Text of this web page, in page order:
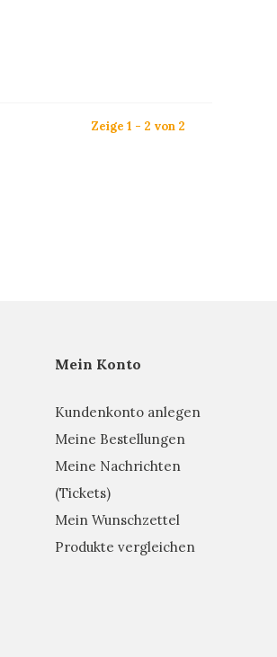
Zeige 1 - 2 von 2
Mein Konto
Kundenkonto anlegen
Meine Bestellungen
Meine Nachrichten
(Tickets)
Mein Wunschzettel
Produkte vergleichen